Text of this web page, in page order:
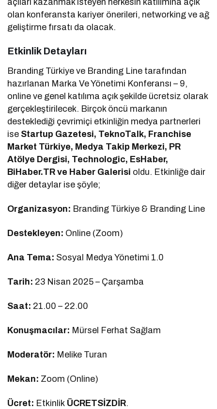
açıları kazanmak isteyen herkesin katılımına açık
olan konferansta kariyer önerileri, networking ve ağ
geliştirme fırsatı da olacak.
Etkinlik Detayları
Branding Türkiye ve Branding Line tarafından
hazırlanan Marka Ve Yönetimi Konferansı – 9,
online ve genel katılıma açık şekilde ücretsiz olarak
gerçekleştirilecek. Birçok öncü markanın
desteklediği çevrimiçi etkinliğin medya partnerleri
ise Startup Gazetesi, TeknoTalk, Franchise
Market Türkiye, Medya Takip Merkezi, PR
Atölye Dergisi, Technologic, EsHaber,
BiHaber.TR ve Haber Galerisi oldu. Etkinliğe dair
diğer detaylar ise şöyle;
Organizasyon: Branding Türkiye & Branding Line
Destekleyen: Online (Zoom)
Ana Tema: Sosyal Medya Yönetimi 1.0
Tarih: 23 Nisan 2025 – Çarşamba
Saat: 21.00 – 22.00
Konuşmacılar: Mürsel Ferhat Sağlam
Moderatör: Melike Turan
Mekan: Zoom (Online)
Ücret: Etkinlik ÜCRETSİZDİR.